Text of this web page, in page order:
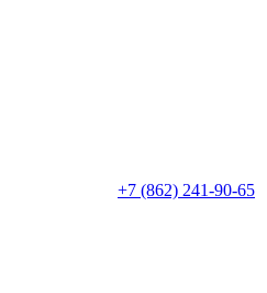
+7 (862) 241-90-65